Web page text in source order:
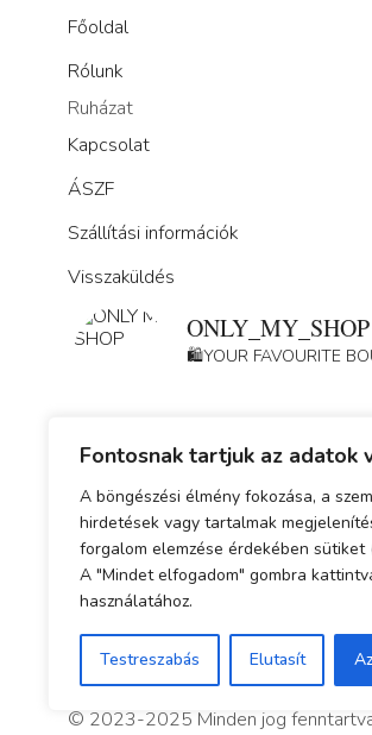
Fontosnak tartjuk az adatok
A böngészési élmény fokozása, a
hirdetések vagy tartalmak
forgalom elemzése érdekében sütiket
A "Mindet elfogadom" gombra
használatához.
Testreszabás Elutasít
Főoldal
Rólunk
Ruházat
Kapcsolat
ÁSZF
Szállítási információk
Visszaküldés
ONLY_MY_SHOP
🛍️YOUR FAVOURITE
Adatkezelési tájékoztató
ÁSZF
Simplepay fizetési tájékoztató
© 2023-2025 Minden jog